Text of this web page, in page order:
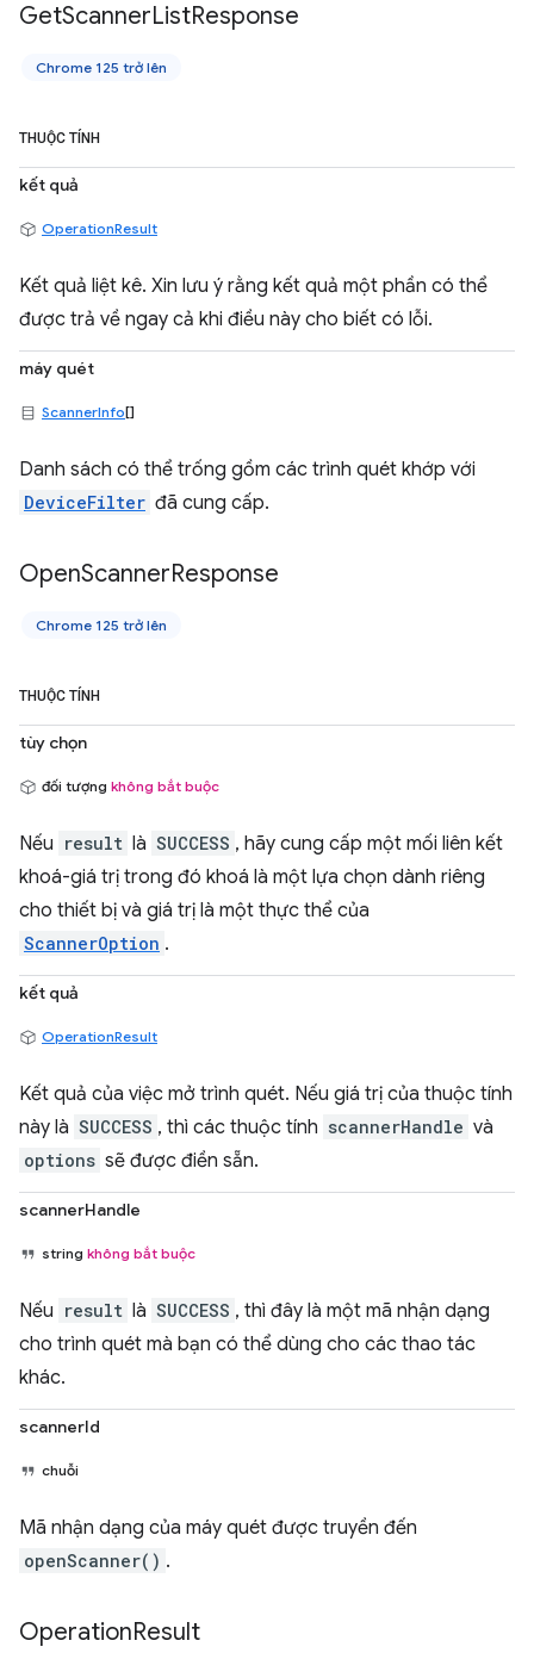
GetScannerListResponse
Chrome 125 trở lên
THUỘC TÍNH
kết quả
OperationResult
Kết quả liệt kê. Xin lưu ý rằng kết quả một phần có thể
được trả về ngay cả khi điều này cho biết có lỗi.
máy quét
ScannerInfo[]
Danh sách có thể trống gồm các trình quét khớp với
DeviceFilter đã cung cấp.
OpenScannerResponse
Chrome 125 trở lên
THUỘC TÍNH
tùy chọn
đối tượng không bắt buộc
Nếu result là SUCCESS , hãy cung cấp một mối liên kết
khoá-giá trị trong đó khoá là một lựa chọn dành riêng
cho thiết bị và giá trị là một thực thể của
ScannerOption .
kết quả
OperationResult
Kết quả của việc mở trình quét. Nếu giá trị của thuộc tính
này là SUCCESS , thì các thuộc tính scannerHandle và
options sẽ được điền sẵn.
scannerHandle
string không bắt buộc
Nếu result là SUCCESS , thì đây là một mã nhận dạng
cho trình quét mà bạn có thể dùng cho các thao tác
khác.
scannerId
chuỗi
Mã nhận dạng của máy quét được truyền đến
openScanner() .
OperationResult